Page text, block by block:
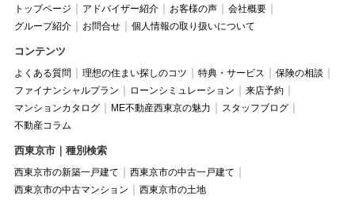
トップページ アドバイザー紹介 お客様の声
会社概要
グループ紹介
お問合せ 個人情報の取り扱いについて
コンテンツ
よくある質問 理想の住まい探しのコツ 特典・サービス
保険の相談
ファイナンシャルプラン
ローンシミュレーション
来店予約
マンションカタログ
ME不動産西東京の魅力
スタッフブログ
不動産コラム
西東京市｜種別検索
西東京市の新築一戸建て
西東京市の中古一戸建て
西東京市の中古マンション
西東京市の土地